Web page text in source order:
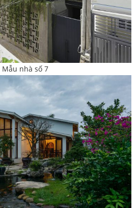
Mẫu nhà số 7